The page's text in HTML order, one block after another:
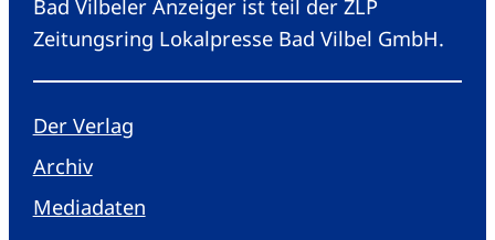
Bad Vilbeler Anzeiger ist teil der ZLP
Zeitungsring Lokalpresse Bad Vilbel GmbH.
Der Verlag
Archiv
Mediadaten